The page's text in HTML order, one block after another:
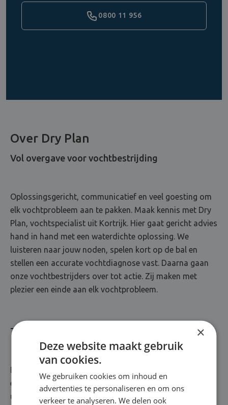
0800 11 956
Over Dry Plan
Vol overgave voor vochtbestrijding
Oplossingsgericht, communicatief en veel goesting om
elk vochtprobleem aan te pakken. Maak kennis met Dry
Plan, vochtspecialist uit Kortrijk. Hier gaat gericht advies
hand in hand met een waterdichte oplossing. We
luisteren naar jouw noden, spelen kort op de bal en
stellen een accurate vochtdiagnose vast. Daarna gaan
onze vochtbestrijders over tot actie. Zij maken met
plezier een einde aan elk vochtprobleem.
Totaalrenovatie van A tot Z
Bij Dry Plan staat kwaliteit met stip op één. Jarenlange
ervaring? Kennis over de nieuwste technieken? Een
uitgebreid arsenaal aan topproducten? Die zitten
×
Deze website maakt gebruik
van cookies.
We gebruiken cookies om inhoud en
advertenties te personaliseren en om ons
verkeer te analyseren. We delen ook